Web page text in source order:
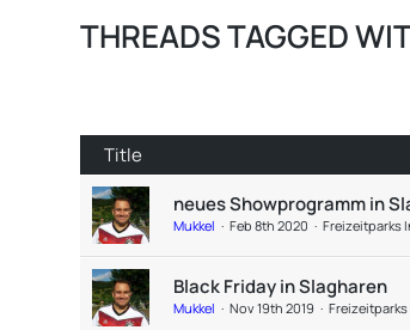
THREADS TAGGED
Title
neues Showprogramm in
Mukkel Feb 8th 2020 Freizeitparks
Black Friday in Slagharen
Mukkel Nov 19th 2019